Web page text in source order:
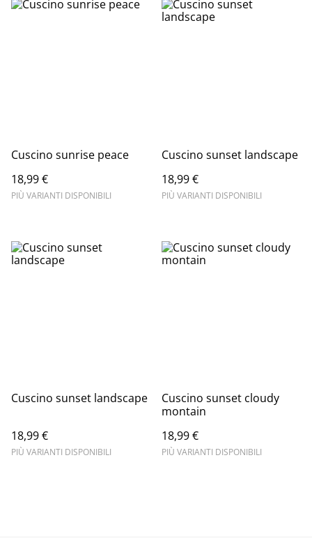
Cuscino sunrise peace
18,99 €
PIÙ VARIANTI DISPONIBILI
Cuscino sunset landscape
18,99 €
PIÙ VARIANTI DISPONIBILI
Cuscino sunset landscape
18,99 €
PIÙ VARIANTI DISPONIBILI
Cuscino sunset cloudy
montain
18,99 €
PIÙ VARIANTI DISPONIBILI